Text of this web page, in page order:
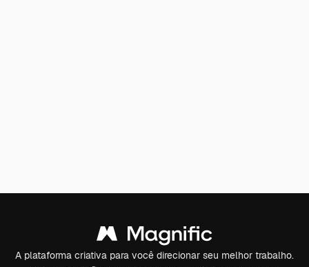
A plataforma criativa para você direcionar seu melhor trabalho.